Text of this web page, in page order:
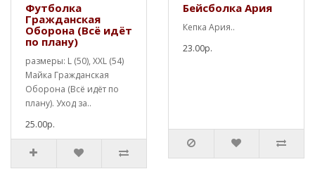
Футболка
Гражданская
Оборона (Всё идёт
по плану)
размеры: L (50), XXL (54)
Майка Гражданская
Оборона (Всё идёт по
плану). Уход за..
25.00р.
Бейсболка Ария
Кепка Ария..
23.00р.